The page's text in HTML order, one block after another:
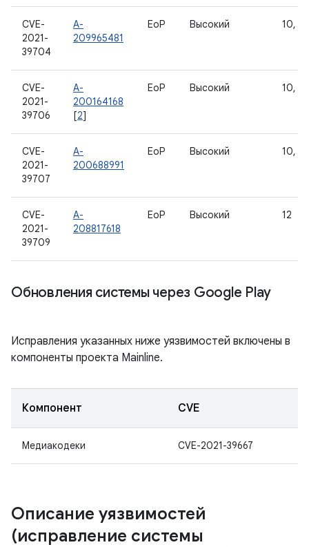
CVE-
2021-
39704
A-
209965481
EoP Высокий 10,
CVE-
2021-
39706
A-
200164168
[2]
EoP Высокий 10,
CVE-
2021-
39707
A-
200688991
EoP Высокий 10,
CVE-
2021-
39709
A-
208817618
EoP Высокий 12
Обновления системы через Google Play
Исправления указанных ниже уязвимостей включены в
компоненты проекта Mainline.
Компонент CVE
Медиакодеки CVE-2021-39667
Описание уязвимостей
(исправление системы